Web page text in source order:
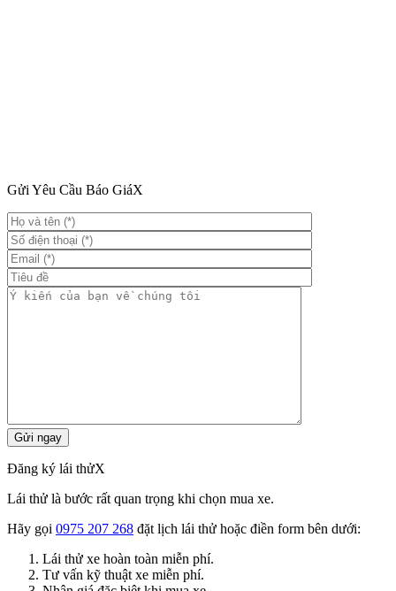
Gửi Yêu Cầu Báo GiáX
Đăng ký lái thửX
Lái thử là bước rất quan trọng khi chọn mua xe.
Hãy gọi 0975 207 268 đặt lịch lái thử hoặc điền form bên dưới:
Lái thử xe hoàn toàn miễn phí.
Tư vấn kỹ thuật xe miễn phí.